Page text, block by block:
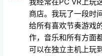
商店。我玩了一段时
给所有喜欢节奏游戏
作，音乐和所有方面
可以在独立主机上玩